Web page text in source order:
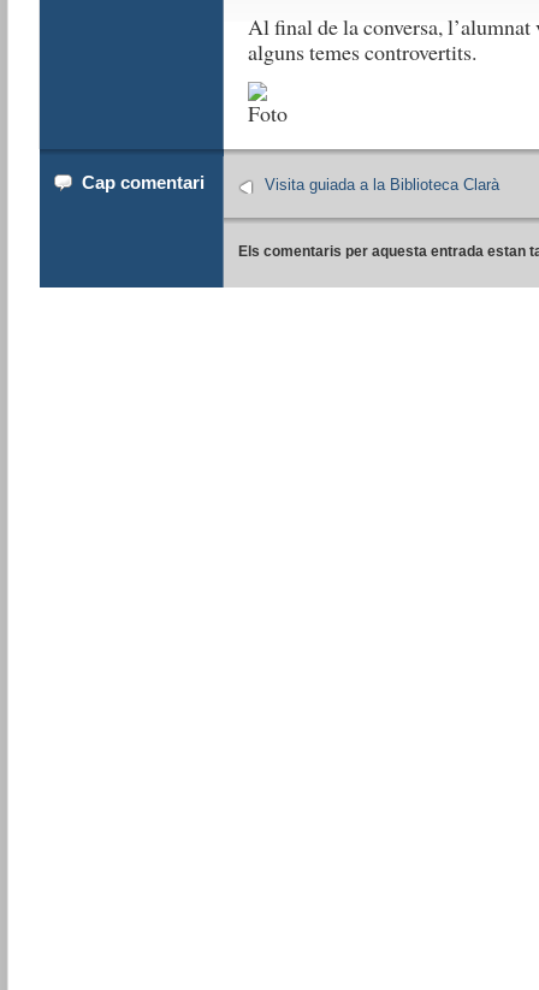
Al final de la conversa,
alguns temes controvertits.
Cap comentari Visita guiada a la Biblioteca Clarà
Els comentaris per aquesta entrada estan